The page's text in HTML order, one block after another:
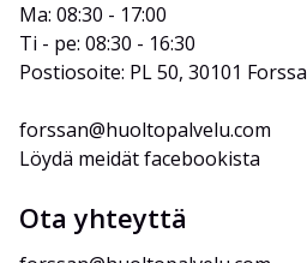
Ma: 08:30 - 17:00
Ti - pe: 08:30 - 16:30
Postiosoite: PL 50, 30101 Forssa
forssan@huoltopalvelu.com
Löydä meidät facebookista
Ota yhteyttä